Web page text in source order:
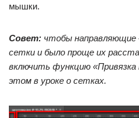
мышки.
Совет: чтобы направляющие
сетки и было проще их
включить функцию «Привязка
этом в уроке о сетках.